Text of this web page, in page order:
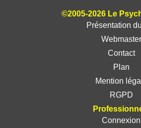
©2005-2026 Le
Présentation
Webmaster
Contact
Plan
Mention
RGPD
Connexion